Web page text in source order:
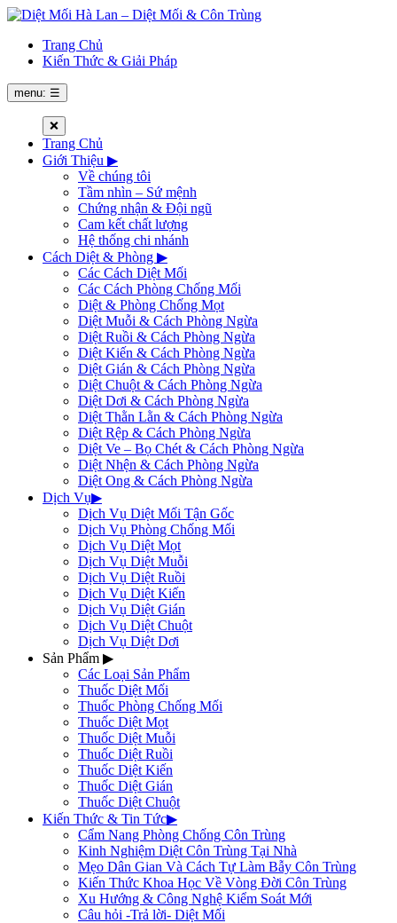
Trang Chủ
Kiến Thức & Giải Pháp
menu: ☰
❌
Trang Chủ
Giới Thiệu ▶
Về chúng tôi
Tầm nhìn – Sứ mệnh
Chứng nhận & Đội ngũ
Cam kết chất lượng
Hệ thống chi nhánh
Cách Diệt & Phòng ▶
Các Cách Diệt Mối
Các Cách Phòng Chống Mối
Diệt & Phòng Chống Mọt
Diệt Muỗi & Cách Phòng Ngừa
Diệt Ruồi & Cách Phòng Ngừa
Diệt Kiến & Cách Phòng Ngừa
Diệt Gián & Cách Phòng Ngừa
Diệt Chuột & Cách Phòng Ngừa
Diệt Dơi & Cách Phòng Ngừa
Diệt Thằn Lằn & Cách Phòng Ngừa
Diệt Rệp & Cách Phòng Ngừa
Diệt Ve – Bọ Chét & Cách Phòng Ngừa
Diệt Nhện & Cách Phòng Ngừa
Diệt Ong & Cách Phòng Ngừa
Dịch Vụ▶
Dịch Vụ Diệt Mối Tận Gốc
Dịch Vụ Phòng Chống Mối
Dịch Vụ Diệt Mọt
Dịch Vụ Diệt Muỗi
Dịch Vụ Diệt Ruồi
Dịch Vụ Diệt Kiến
Dịch Vụ Diệt Gián
Dịch Vụ Diệt Chuột
Dịch Vụ Diệt Dơi
Sản Phẩm ▶
Các Loại Sản Phẩm
Thuốc Diệt Mối
Thuốc Phòng Chống Mối
Thuốc Diệt Mọt
Thuốc Diệt Muỗi
Thuốc Diệt Ruồi
Thuốc Diệt Kiến
Thuốc Diệt Gián
Thuốc Diệt Chuột
Kiến Thức & Tin Tức▶
Cẩm Nang Phòng Chống Côn Trùng
Kinh Nghiệm Diệt Côn Trùng Tại Nhà
Mẹo Dân Gian Và Cách Tự Làm Bẫy Côn Trùng
Kiến Thức Khoa Học Về Vòng Đời Côn Trùng
Xu Hướng & Công Nghệ Kiểm Soát Mới
Câu hỏi -Trả lời- Diệt Mối